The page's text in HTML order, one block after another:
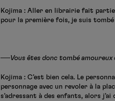
Kojima : Aller en librairie fait partie
pour la première fois, je suis tombé
──Vous êtes donc tombé amoureux
Kojima : C’est bien cela. Le
personnage avec un revoler à la
s’adressant à des enfants, alors